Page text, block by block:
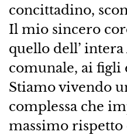
concittadino,
Il mio sincero
quello dell’
comunale, ai figli
Stiamo vivendo
complessa che
massimo